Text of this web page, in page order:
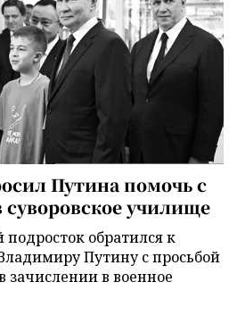
Путина помочь с
училище
обратился к
Путину с просьбой
зачислении в военное